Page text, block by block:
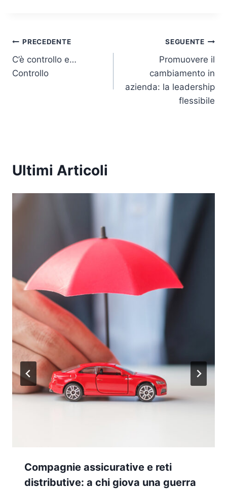
dI
n
b
o
Navigazione
articoli
PRECEDENTE
C’è controllo e…
Controllo
SEGUENTE
Promuovere il
cambiamento in
azienda: la leadership
flessibile
Ultimi Articoli
Compagnie assicurative e reti
distributive: a chi giova una guerra